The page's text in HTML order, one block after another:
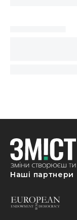
Наші партнери